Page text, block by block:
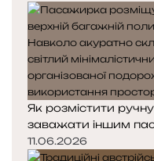
Як розмістити
заважати іншим
11.06.2026